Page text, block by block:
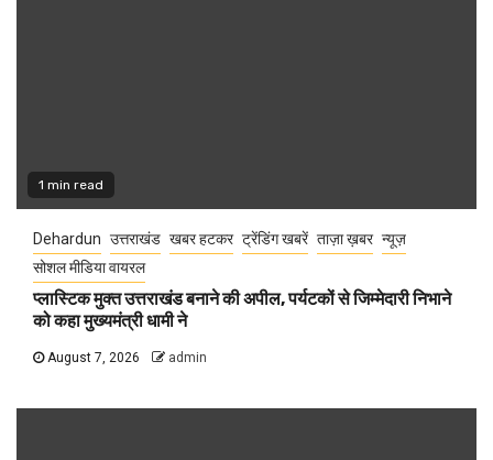
1 min read
Dehardun उत्तराखंड खबर हटकर ट्रेंडिंग खबरें ताज़ा ख़बर न्यूज़
सोशल मीडिया वायरल
प्लास्टिक मुक्त उत्तराखंड बनाने की अपील, पर्यटकों से जिम्मेदारी निभाने
को कहा मुख्यमंत्री धामी ने
August 7, 2026 admin